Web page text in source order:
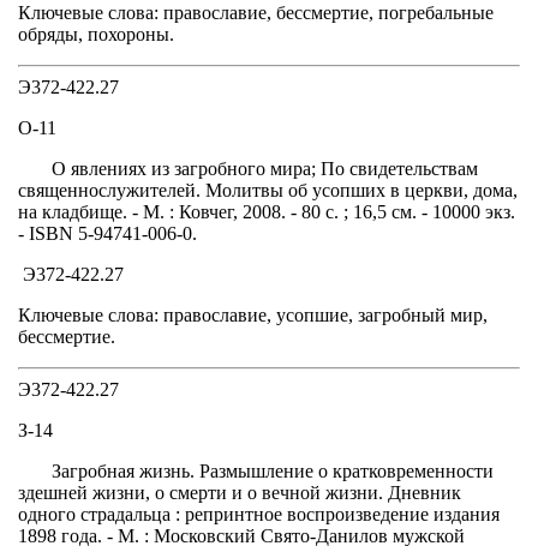
Ключевые слова: православие, бессмертие, погребальные
обряды, похороны.
Э372-422.27
О-11
О явлениях из загробного мира; По свидетельствам
священнослужителей. Молитвы об усопших в церкви, дома,
на кладбище. - М. : Ковчег, 2008. - 80 с. ; 16,5 см. - 10000 экз.
- ISBN 5-94741-006-0.
Э372-422.27
Ключевые слова: православие, усопшие, загробный мир,
бессмертие.
Э372-422.27
З-14
Загробная жизнь. Размышление о кратковременности
здешней жизни, о смерти и о вечной жизни. Дневник
одного страдальца : репринтное воспроизведение издания
1898 года. - М. : Московский Свято-Данилов мужской